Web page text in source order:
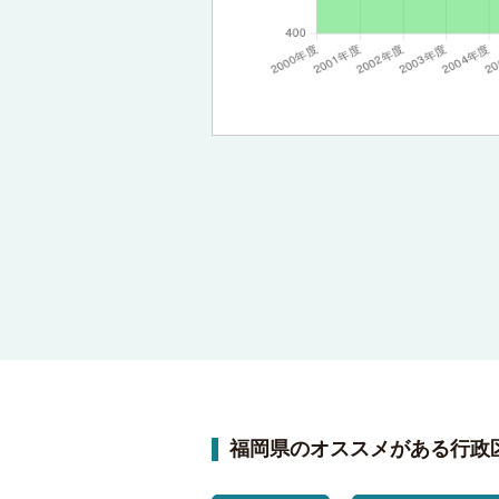
福岡県のオススメがある行政